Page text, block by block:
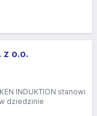
z o.o.
INDUKTION stanowi
dziedzinie